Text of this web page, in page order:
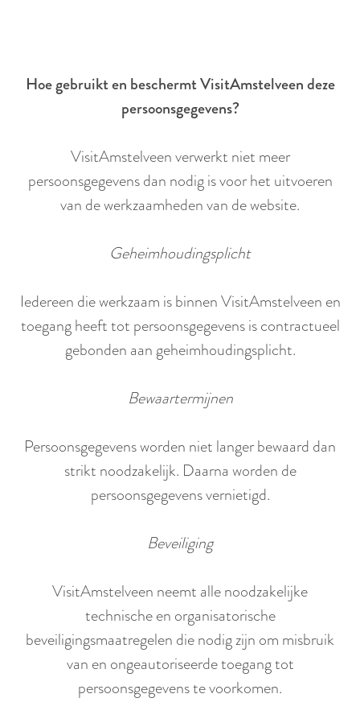
Hoe gebruikt en beschermt VisitAmstelveen deze
persoonsgegevens?
VisitAmstelveen verwerkt niet meer
persoonsgegevens dan nodig is voor het uitvoeren
van de werkzaamheden van de website.
Geheimhoudingsplicht
Iedereen die werkzaam is binnen VisitAmstelveen en
toegang heeft tot persoonsgegevens is contractueel
gebonden aan geheimhoudingsplicht.
Bewaartermijnen
Persoonsgegevens worden niet langer bewaard dan
strikt noodzakelijk. Daarna worden de
persoonsgegevens vernietigd.
Beveiliging
VisitAmstelveen neemt alle noodzakelijke
technische en organisatorische
beveiligingsmaatregelen die nodig zijn om misbruik
van en ongeautoriseerde toegang tot
persoonsgegevens te voorkomen.